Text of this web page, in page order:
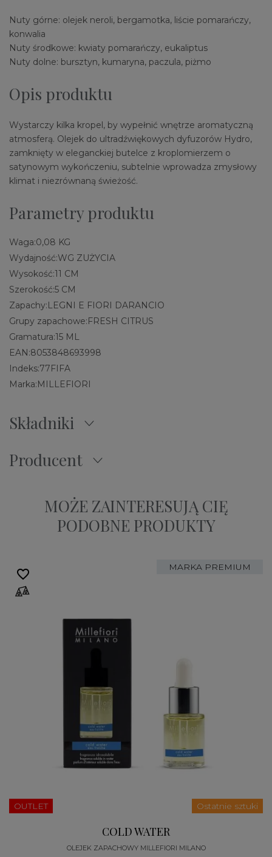
Nuty górne: olejek neroli, bergamotka, liście pomarańczy,
konwalia
Nuty środkowe: kwiaty pomarańczy, eukaliptus
Nuty dolne: bursztyn, kumaryna, paczula, piżmo
Opis produktu
Wystarczy kilka kropel, by wypełnić wnętrze aromatyczną
atmosferą. Olejek do ultradźwiękowych dyfuzorów Hydro,
zamknięty w eleganckiej butelce z kroplomierzem o
satynowym wykończeniu, subtelnie wprowadza zmysłowy
klimat i niezrównaną świeżość.
Parametry produktu
Waga:0,08 KG
Wydajność:WG ZUŻYCIA
Wysokość:11 CM
Szerokość:5 CM
Zapachy:LEGNI E FIORI DARANCIO
Grupy zapachowe:FRESH CITRUS
Gramatura:15 ML
EAN:8053848693998
Indeks:77FIFA
Marka:MILLEFIORI
Składniki
Producent
MOŻE ZAINTERESUJĄ CIĘ
PODOBNE PRODUKTY
MARKA PREMIUM
OUTLET Ostatnie sztuki
COLD WATER
OLEJEK ZAPACHOWY MILLEFIORI MILANO
favorite_border